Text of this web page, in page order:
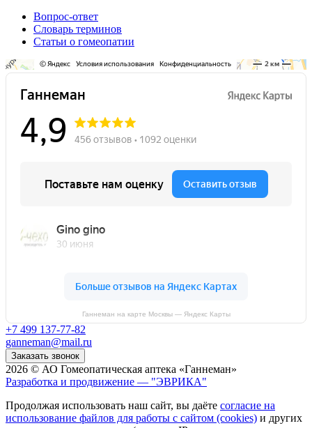
Вопрос-ответ
Словарь терминов
Статьи о гомеопатии
Ганнеман на карте Москвы — Яндекс Карты
+7 499 137-77-82
ganneman@mail.ru
Заказать звонок
2026 © АО Гомеопатическая аптека «Ганнеман»
Разработка и продвижение — "ЭВРИКА"
Продолжая использовать наш сайт, вы даёте согласие на
использование файлов для работы с сайтом (cookies) и других